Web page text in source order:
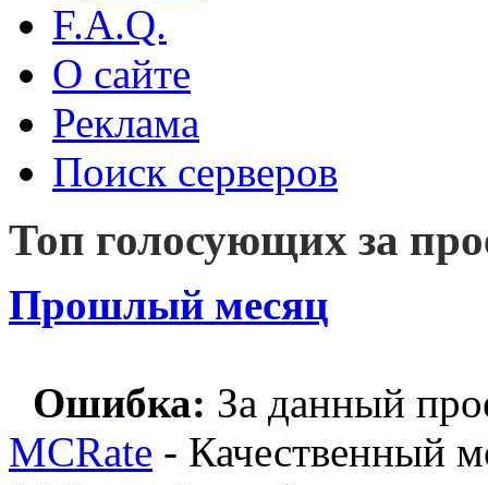
F.A.Q.
О сайте
Реклама
Поиск серверов
Топ голосующих за
Прошлый месяц
Ошибка: За данный
MCRate - Качественный